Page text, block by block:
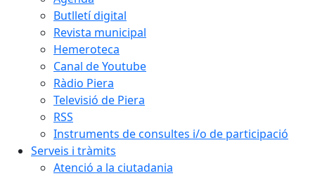
Butlletí digital
Revista municipal
Hemeroteca
Canal de Youtube
Ràdio Piera
Televisió de Piera
RSS
Instruments de consultes i/o de participació
Serveis i tràmits
Atenció a la ciutadania